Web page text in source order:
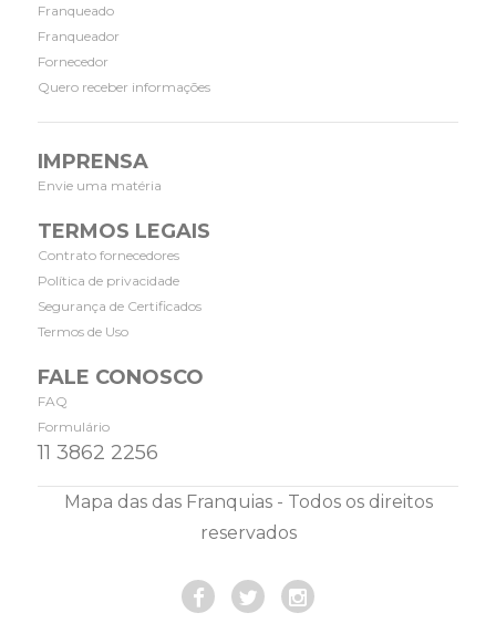
Franqueado
Franqueador
Fornecedor
Quero receber informações
IMPRENSA
Envie uma matéria
TERMOS LEGAIS
Contrato fornecedores
Política de privacidade
Segurança de Certificados
Termos de Uso
FALE CONOSCO
FAQ
Formulário
11 3862 2256
Mapa das das Franquias - Todos os direitos
reservados